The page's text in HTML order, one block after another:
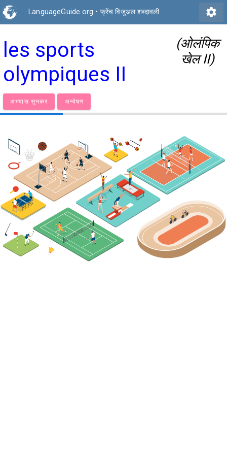
LanguageGuide.org • फ्रेंच विजुअल शब्दावली settings
les sports
olympiques II
(ओलंपिक
खेल II)
अभ्यास सुनकर अन्वेषण